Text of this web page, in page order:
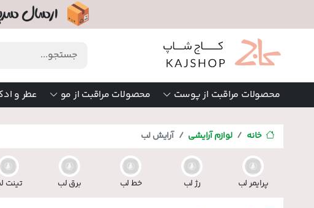
محصولات مراقبت از پوست محصولات مراقبت از مو عطر و
خانه لوازم آرایشی آرایش لب
پرایمر لب رژ لب خط لب برق لب تینت